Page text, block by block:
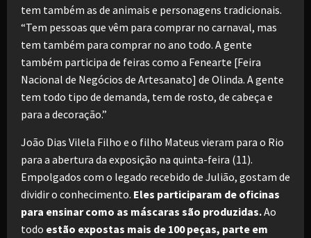
tem também as de animais e personagens tradicionais.
“Tem pessoas que vêm para comprar no carnaval, mas
tem também para comprar no ano todo. A gente
também participa de feiras como a Fenearte [Feira
Nacional de Negócios de Artesanato] de Olinda. A gente
tem todo tipo de demanda, tem de rosto, de cabeça e
para a decoração.”
João Dias Vilela Filho e o filho Mateus vieram para o Rio
para a abertura da exposição na quinta-feira (11).
Empolgados com o legado recebido de Julião, gostam de
dividir o conhecimento. Eles participaram de oficinas
para ensinar como as máscaras são produzidas.Ao
todo estão expostas mais de 100 peças, parte em